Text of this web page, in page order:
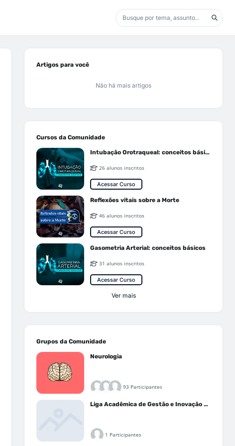
Artigos para você
Não há mais artigos
Cursos da Comunidade
Intubação Orotraqueal: conceitos básicos
26 alunos inscritos
Acessar Curso
Reflexões vitais sobre a Morte
46 alunos inscritos
Acessar Curso
Gasometria Arterial: conceitos básicos
31 alunos inscritos
Acessar Curso
Ver mais
Grupos da Comunidade
Neurologia
93 Participantes
Liga Acadêmica de Gestão e Inovação Médica - LAGIM
1 Participantes